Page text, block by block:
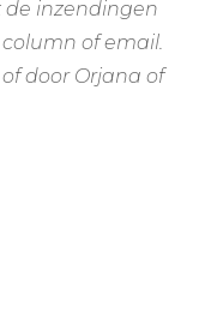
de inzendingen
of email.
door Orjana of